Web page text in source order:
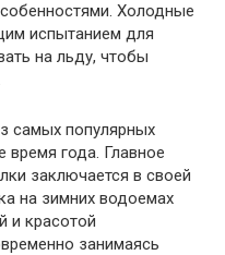
Холодные
испытанием для
на льду, чтобы
самых популярных
года. Главное
заключается в своей
на зимних водоемах
и красотой
занимаясь